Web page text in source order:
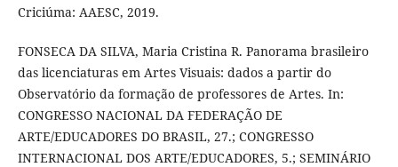
Criciúma: AAESC, 2019.
FONSECA DA SILVA, Maria Cristina R. Panorama brasileiro
das licenciaturas em Artes Visuais: dados a partir do
Observatório da formação de professores de Artes. In:
CONGRESSO NACIONAL DA FEDERAÇÃO DE
ARTE/EDUCADORES DO BRASIL, 27.; CONGRESSO
INTERNACIONAL DOS ARTE/EDUCADORES, 5.; SEMINÁRIO